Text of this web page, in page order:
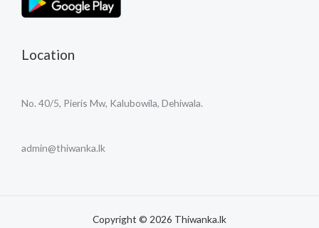
Location
No. 40/5, Pieris Mw, Kalubowila, Dehiwala.
admin@thiwanka.lk
Copyright © 2026 Thiwanka.lk